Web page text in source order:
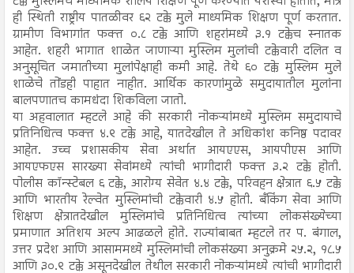
ही स्थिती राष्ट्रीय पातळीवर ६२ टक्के मुले माध्यमिक शिक्षण पूर्ण करतात.
ग्रामीण विभागांत फक्त ०.८ टक्के आणि शहरांमध्ये ३.१ टक्केच स्नातक
आहेत. शहरी भागात शाळेत जाणाऱ्या मुस्लिम मुलांची टक्केवारी दलित व
अनुसूचित जमातीच्या मुलांपेक्षाही कमी आहे. तेथे ६० टक्के मुस्लिम मुले
शाळेचे तोंडही पाहात नाहीत. आर्थिक कारणांमुळे समुदायातील मुलांना
बालपणातच कामधंदा शिकविला जातो.
या अहवालात म्हटले आहे की सरकारी नोकऱ्यांमध्ये मुस्लिम समुदायाचे
प्रतिनिधित्व फक्त ४.९ टक्के आहे, यातदेखील ते अधिकांश कनिष्ठ पदावर
आहेत. उच्च प्रशासकीय सेवा अर्थात आयएएस, आयपीएस आणि
आयएफएस सारख्या सेवांमध्ये त्यांची भागीदारी फक्त ३.२ टक्के होती.
पोलीस कॉन्स्टेबल ६ टक्के, आरोग्य सेवेत ४.४ टक्के, परिवहन क्षेत्रात ६.५ टक्के
आणि भारतीय रेल्वेत मुस्लिमांची टक्केवारी ४.५ होती. बँकिंग सेवा आणि
शिक्षण क्षेत्रातदेखील मुस्लिमांचे प्रतिनिधित्व त्यांच्या लोकसंख्येच्या
प्रमाणात अतिशय अल्प आढळले होते. राज्यांबाबत म्हटले तर प. बंगाल,
उत्तर प्रदेश आणि आसाममध्ये मुस्लिमांची लोकसंख्या अनुक्रमे २५.२, १८.५
आणि ३०.९ टक्के असूनदेखील तेथील सरकारी नोकऱ्यांमध्ये त्यांची भागीदारी